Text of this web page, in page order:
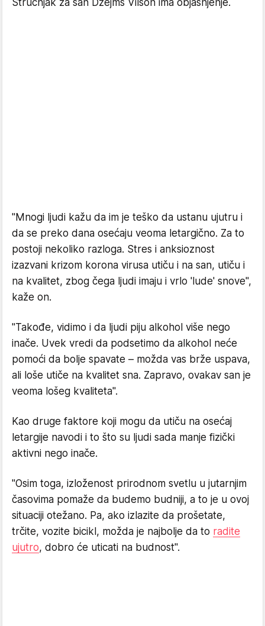
Stručnjak za san Džejms Vilson ima objašnjenje.
"Mnogi ljudi kažu da im je teško da ustanu ujutru i
da se preko dana osećaju veoma letargično. Za to
postoji nekoliko razloga. Stres i anksioznost
izazvani krizom korona virusa utiču i na san, utiču i
na kvalitet, zbog čega ljudi imaju i vrlo 'lude' snove",
kaže on.
"Takođe, vidimo i da ljudi piju alkohol više nego
inače. Uvek vredi da podsetimo da alkohol neće
pomoći da bolje spavate – možda vas brže uspava,
ali loše utiče na kvalitet sna. Zapravo, ovakav san je
veoma lošeg kvaliteta".
Kao druge faktore koji mogu da utiču na osećaj
letargije navodi i to što su ljudi sada manje fizički
aktivni nego inače.
"Osim toga, izloženost prirodnom svetlu u jutarnjim
časovima pomaže da budemo budniji, a to je u ovoj
situaciji otežano. Pa, ako izlazite da prošetate,
trčite, vozite bicikl, možda je najbolje da to radite
ujutro, dobro će uticati na budnost".